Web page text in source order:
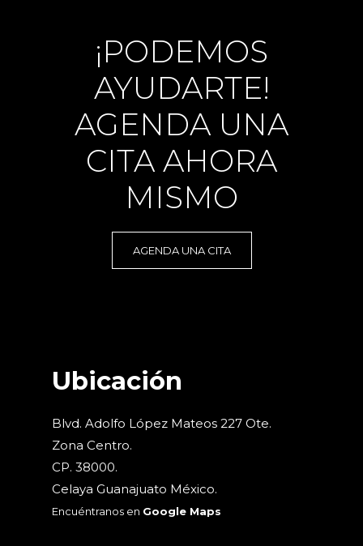
¡PODEMOS
AYUDARTE!
AGENDA UNA
CITA AHORA
MISMO
AGENDA UNA CITA
Ubicación
Blvd. Adolfo López Mateos 227 Ote.
Zona Centro.
CP. 38000.
Celaya Guanajuato México.
Encuéntranos en Google Maps